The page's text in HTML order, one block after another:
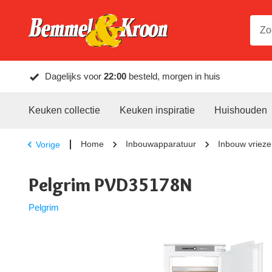
Dagelijks voor 22:00 besteld, morgen in huis
Keuken collectie Keuken inspiratie Huishouden
Vorige Home Inbouwapparatuur Inbouw
Pelgrim PVD35178N
Pelgrim